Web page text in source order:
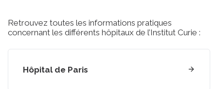
Retrouvez toutes les informations pratiques
concernant les différents hôpitaux de l’Institut Curie :
Hôpital de Paris